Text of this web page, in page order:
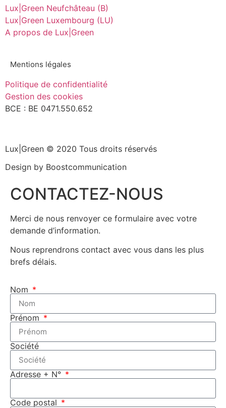
Lux|Green Neufchâteau (B)
Lux|Green Luxembourg (LU)
A propos de Lux|Green
Mentions légales
Politique de confidentialité
Gestion des cookies
BCE : BE 0471.550.652
Lux|Green © 2020 Tous droits réservés
Design by Boostcommunication
CONTACTEZ-NOUS
Merci de nous renvoyer ce formulaire avec votre
demande d’information.
Nous reprendrons contact avec vous dans les plus
brefs délais.
Nom
Prénom
Société
Adresse + N°
Code postal